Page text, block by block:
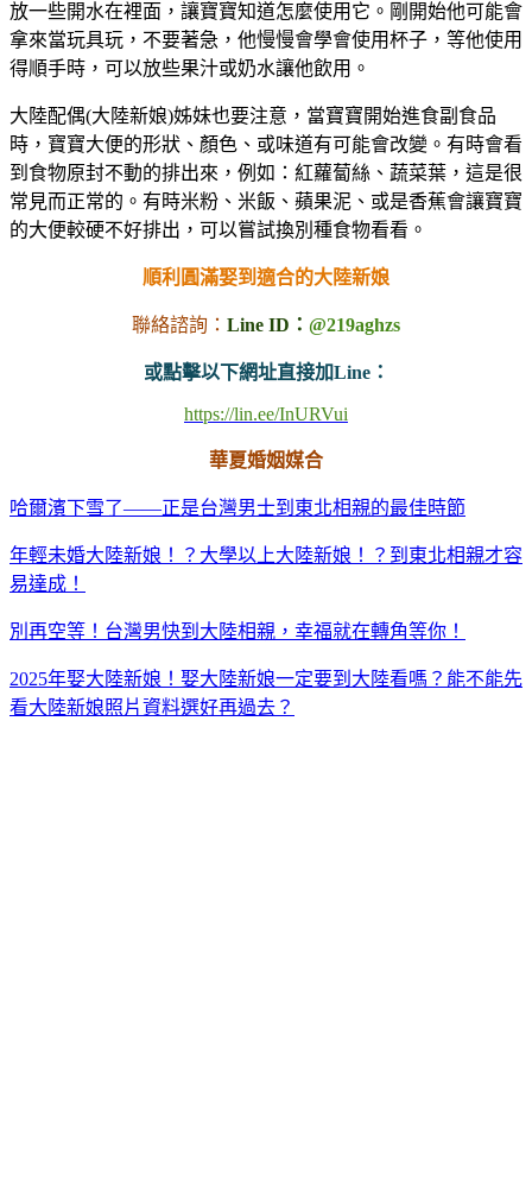
放一些開水在裡面，讓寶寶知道怎麼使用它。剛開始他可能會
拿來當玩具玩，不要著急，他慢慢會學會使用杯子，等他使用
得順手時，可以放些果汁或奶水讓他飲用。
大陸配偶(大陸新娘)姊妹也要注意，當寶寶開始進食副食品
時，寶寶大便的形狀、顏色、或味道有可能會改變。有時會看
到食物原封不動的排出來，例如：紅蘿蔔絲、蔬菜葉，這是很
常見而正常的。有時米粉、米飯、蘋果泥、或是香蕉會讓寶寶
的大便較硬不好排出，可以嘗試換別種食物看看。
順利圓滿娶到適合的大陸新娘
聯絡諮詢： Line ID： @219aghzs
或點擊以下網址直接加Line：
https://lin.ee/InURVui
華夏婚姻媒合
哈爾濱下雪了——正是台灣男士到東北相親的最佳時節
年輕未婚大陸新娘！？大學以上大陸新娘！？到東北相親才容
易達成！
別再空等！台灣男快到大陸相親，幸福就在轉角等你！
2025年娶大陸新娘！娶大陸新娘一定要到大陸看嗎？能不能先
看大陸新娘照片資料選好再過去？